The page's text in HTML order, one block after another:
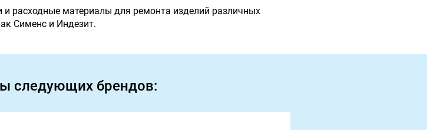
и расходные материалы для ремонта изделий различных
Сименс и Индезит.
следующих брендов: